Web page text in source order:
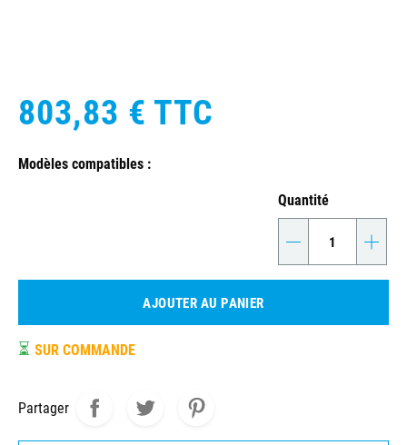
803,83 € TTC
Modèles compatibles :
Quantité
- +
AJOUTER AU PANIER
⏳ SUR COMMANDE
Partager